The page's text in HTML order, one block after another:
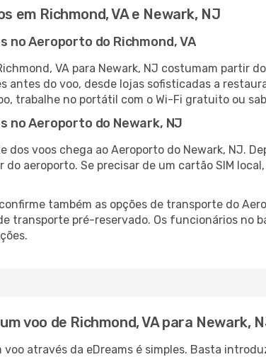
em Richmond, VA e Newark, NJ
no Aeroporto do Richmond, VA
VA para Newark, NJ costumam partir
antes do voo, desde lojas sofisticadas a
trabalhe no portátil com o Wi-Fi gratuito ou
no Aeroporto do Newark, NJ
dos voos chega ao Aeroporto do Newark, NJ.
do aeroporto. Se precisar de um cartão SIM
também as opções de transporte do
transporte pré-reservado. Os funcionários no
voo de Richmond, VA para Newark,
voo através da eDreams é simples. Basta